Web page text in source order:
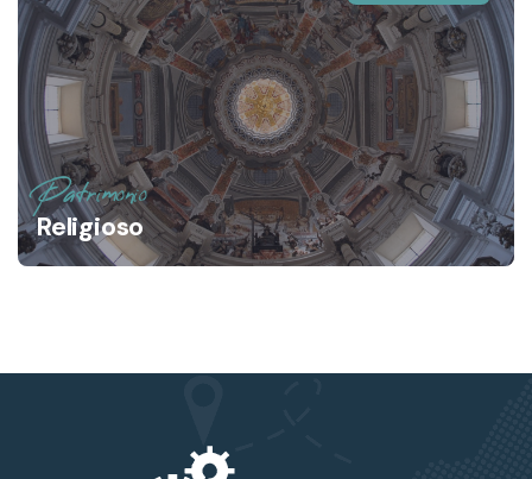
Patrimonio
Religioso